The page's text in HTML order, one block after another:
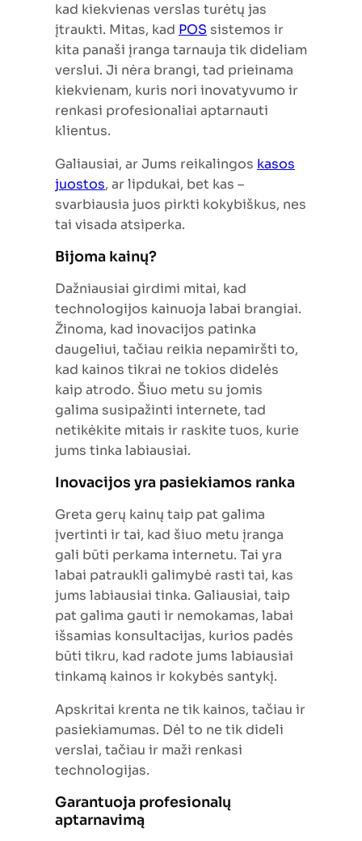
kad kiekvienas verslas turėtų jas
įtraukti. Mitas, kad POS sistemos ir
kita panaši įranga tarnauja tik dideliam
verslui. Ji nėra brangi, tad prieinama
kiekvienam, kuris nori inovatyvumo ir
renkasi profesionaliai aptarnauti
klientus.
Galiausiai, ar Jums reikalingos kasos
juostos, ar lipdukai, bet kas –
svarbiausia juos pirkti kokybiškus, nes
tai visada atsiperka.
Bijoma kainų?
Dažniausiai girdimi mitai, kad
technologijos kainuoja labai brangiai.
Žinoma, kad inovacijos patinka
daugeliui, tačiau reikia nepamiršti to,
kad kainos tikrai ne tokios didelės
kaip atrodo. Šiuo metu su jomis
galima susipažinti internete, tad
netikėkite mitais ir raskite tuos, kurie
jums tinka labiausiai.
Inovacijos yra pasiekiamos ranka
Greta gerų kainų taip pat galima
įvertinti ir tai, kad šiuo metu įranga
gali būti perkama internetu. Tai yra
labai patraukli galimybė rasti tai, kas
jums labiausiai tinka. Galiausiai, taip
pat galima gauti ir nemokamas, labai
išsamias konsultacijas, kurios padės
būti tikru, kad radote jums labiausiai
tinkamą kainos ir kokybės santykį.
Apskritai krenta ne tik kainos, tačiau ir
pasiekiamumas. Dėl to ne tik dideli
verslai, tačiau ir maži renkasi
technologijas.
Garantuoja profesionalų
aptarnavimą